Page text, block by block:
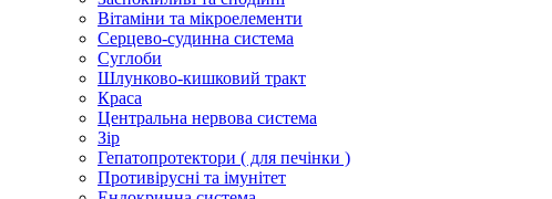
Вітаміни та мікроелементи
Серцево-судинна система
Суглоби
Шлунково-кишковий тракт
Краса
Центральна нервова система
Зір
Гепатопротектори ( для печінки )
Противірусні та імунітет